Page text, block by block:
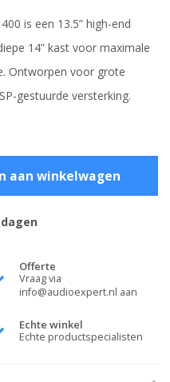
is een 13.5” high-end
14” kast voor maximale
Ontworpen voor grote
gestuurde versterking.
aan winkelwagen
Offerte
Vraag via
info@audioexpert.nl aan
Echte winkel
Echte productspecialisten